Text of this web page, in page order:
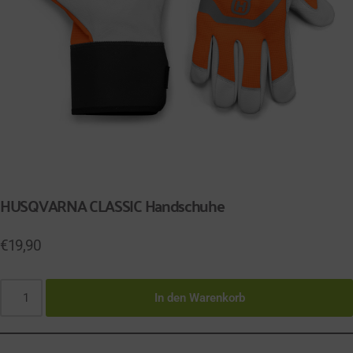
HUSQVARNA CLASSIC Handschuhe
€19,90
In den Warenkorb